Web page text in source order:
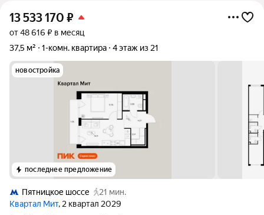
13 533 170 ₽
от 48 616 ₽ в месяц
37,5 м²
1-комн. квартира 4 этаж из 21
новостройка
последнее предложение
Пятницкое шоссе
21 мин.
Квартал Мит, 2 квартал 2029